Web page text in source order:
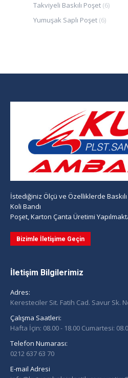
Takviyeli Baskılı Poşet (6)
Yumuşak Saplı Poşet (6)
İstediğiniz Ölçü ve Özelliklerde
Koli Bandı
Poşet, Karton Çanta Üretimi
Bizimle İletişime Geçin
İletişim Bilgilerimiz
Adres:
Keresteciler Sit. Fatih Cad. Savur Sk.
Çalışma Saatleri:
Hafta İçin: 08.00 - 18.00 Cumartesi:
Telefon Numarası:
0212 637 63 70
E-mail Adresi